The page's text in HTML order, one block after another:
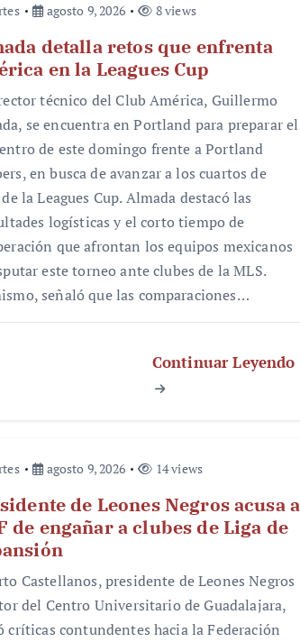
agosto 9, 2026 8 views
detalla retos que enfrenta
en la Leagues Cup
técnico del Club América, Guillermo
se encuentra en Portland para preparar el
de este domingo frente a Portland
en busca de avanzar a los cuartos de
la Leagues Cup. Almada destacó las
logísticas y el corto tiempo de
que afrontan los equipos mexicanos
este torneo ante clubes de la MLS.
señaló que las comparaciones…
Continuar Leyendo
agosto 9, 2026 14 views
de Leones Negros acusa a
de engañar a clubes de Liga de
Castellanos, presidente de Leones Negros
del Centro Universitario de Guadalajara,
críticas contundentes hacia la Federación